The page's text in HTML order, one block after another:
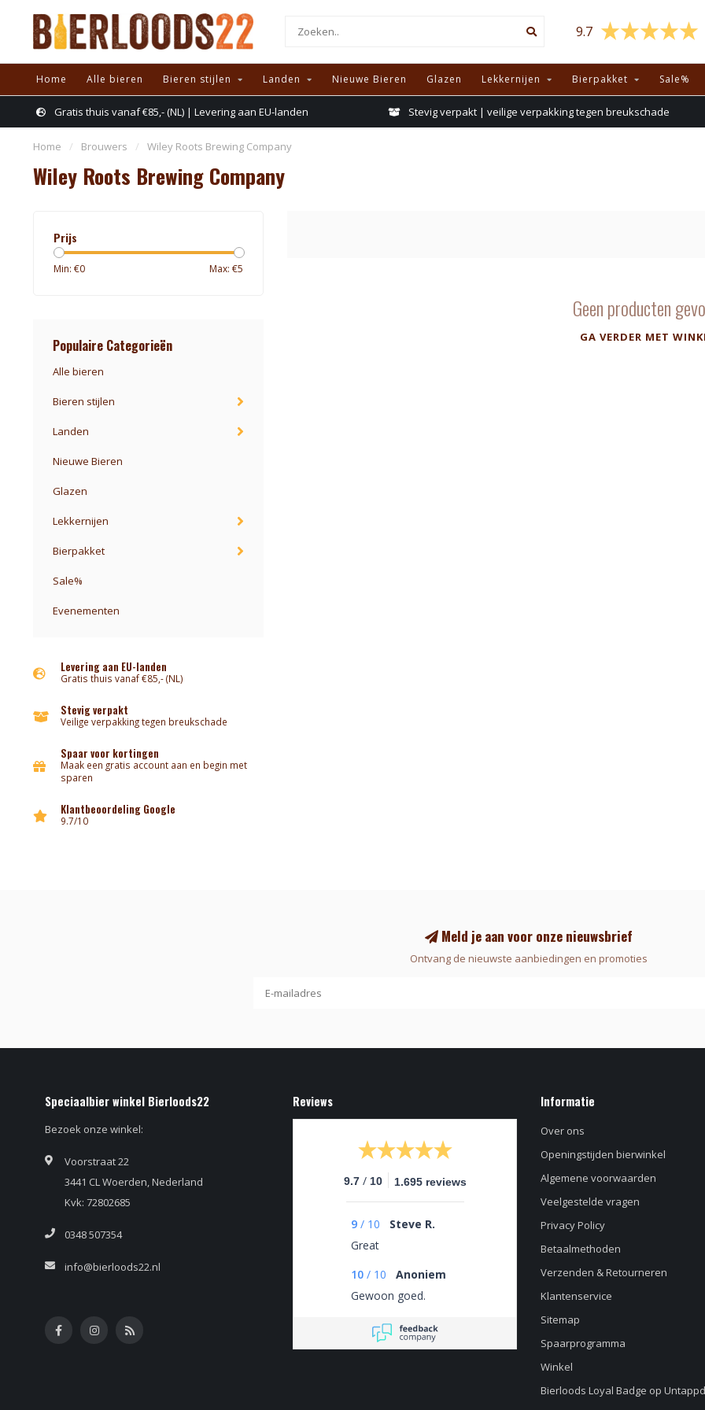
9.7
Home Alle bieren Bieren stijlen Landen Nieuwe Bieren Glazen Lekkernijen Bierpakket Sale%
Gratis thuis vanaf €85,- (NL) | Levering aan EU-landen Stevig verpakt | veilige verpakking tegen breukschade
Home / Brouwers / Wiley Roots Brewing Company
Wiley Roots Brewing Company
Prijs
Min: €0 Max: €5
Populaire Categorieën
Alle bieren
Bieren stijlen
Landen
Nieuwe Bieren
Glazen
Lekkernijen
Bierpakket
Sale%
Evenementen
Levering aan EU-landen
Gratis thuis vanaf €85,- (NL)
Stevig verpakt
Veilige verpakking tegen breukschade
Spaar voor kortingen
Maak een gratis account aan en begin met
sparen
Klantbeoordeling Google
9.7/10
Geen producten
GA VERDER MET
Meld je aan voor onze nieuwsbrief
Ontvang de nieuwste aanbiedingen en promoties
Speciaalbier winkel Bierloods22
Bezoek onze winkel:
Voorstraat 22
3441 CL Woerden, Nederland
Kvk: 72802685
0348 507354
info@bierloods22.nl
Reviews
9.7 / 10 1.695 reviews
9 / 10
Steve R.
Great
10 / 10
Anoniem
Gewoon goed.
Informatie
Over ons
Openingstijden bierwinkel
Algemene voorwaarden
Veelgestelde vragen
Privacy Policy
Betaalmethoden
Verzenden & Retourneren
Klantenservice
Sitemap
Spaarprogramma
Winkel
Bierloods Loyal Badge op Untappd